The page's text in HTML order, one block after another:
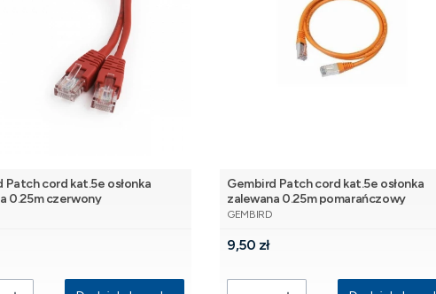
Patch cord kat.5e osłonka
0.25m czerwony
Gembird Patch cord kat.5e osłonka
zalewana 0.25m pomarańczowy
PRODUCENT
GEMBIRD
Cena
9,50 zł